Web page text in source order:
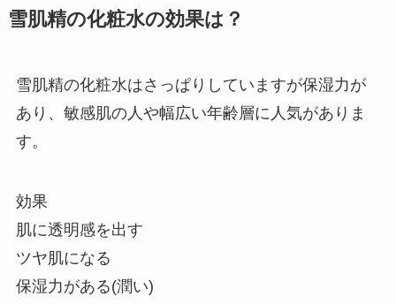
雪肌精の化粧水の効果は？
雪肌精の化粧水はさっぱりしていますが保湿力が
あり、敏感肌の人や幅広い年齢層に人気がありま
す。
効果
肌に透明感を出す
ツヤ肌になる
保湿力がある(潤い)